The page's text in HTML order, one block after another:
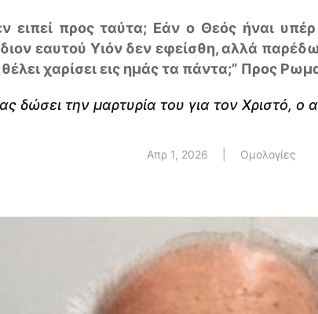
ειπεί προς ταύτα; Εάν ο Θεός ήναι
εαυτού Υιόν δεν εφείσθη, αλλά
χαρίσει εις ημάς τα πάντα;” Προς
δώσει την μαρτυρία του για τον Χριστό, ο
Απρ 1, 2026 Ομολογίες